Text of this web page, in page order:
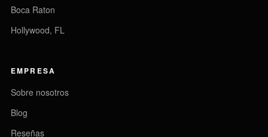
Boca Raton
Hollywood, FL
EMPRESA
Sobre nosotros
Blog
Reseñas